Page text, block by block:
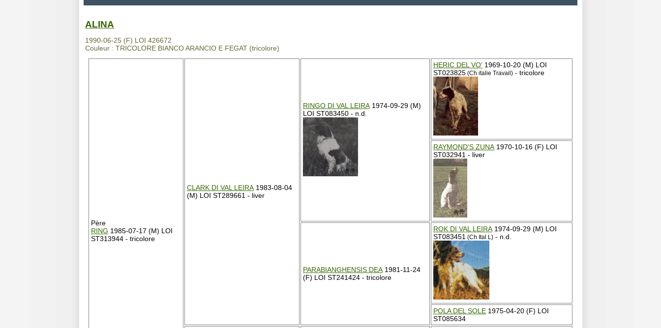
ALINA
1990-06-25 (F) LOI 426672
Couleur : TRICOLORE BIANCO ARANCIO E FEGAT (tricolore)
Père
RING 1985-07-17 (M) LOI
ST313944 - tricolore
CLARK DI VAL LEIRA 1983-08-04
(M) LOI ST289661 - liver
RINGO DI VAL LEIRA 1974-09-29 (M)
LOI ST083450 - n.d.
HERIC DEL VO' 1969-10-20 (M) LOI
ST023825 (Ch italie Travail) - tricolore
RAYMOND'S ZUNA 1970-10-16 (F) LOI
ST032941 - liver
PARABIANGHENSIS DEA 1981-11-24
(F) LOI ST241424 - tricolore
ROK DI VAL LEIRA 1974-09-29 (M) LOI
ST083451 (Ch Ital L) - n.d.
POLA DEL SOLE 1975-04-20 (F) LOI
ST085634